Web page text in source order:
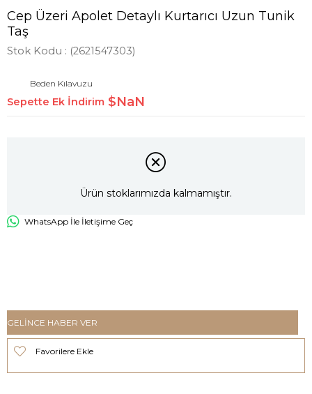
Cep Üzeri Apolet Detaylı Kurtarıcı Uzun Tunik
Taş
Stok Kodu (2621547303)
Beden Kılavuzu
Sepette Ek İndirim $NaN
Ürün stoklarımızda kalmamıştır.
WhatsApp İle İletişime Geç
GELINCE HABER VER
Favorilere Ekle